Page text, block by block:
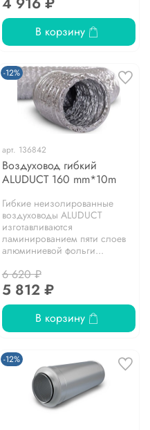
В корзину
-12%
арт. 136842
Воздуховод гибкий
ALUDUCT 160 mm*10m
Гибкие неизолированные
воздуховоды ALUDUCT
изготавливаются
ламинированием пяти слоев
алюминиевой фольги...
6 620 ₽
5 812 ₽
В корзину
-12%